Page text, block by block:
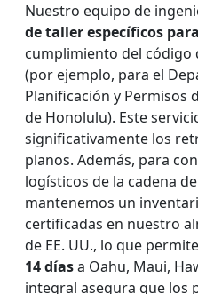
Nuestro equipo de
de taller específicos
cumplimiento del código
(por ejemplo, para el
Planificación y Permisos
de Honolulu). Este
significativamente los
planos. Además, para
logísticos de la cadena
mantenemos un
certificadas en nuestro
de EE. UU., lo que
14 díasa Oahu, Maui,
integral asegura que los